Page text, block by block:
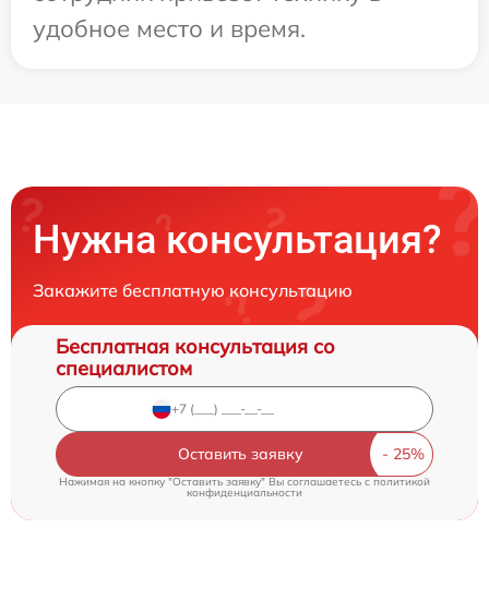
удобное место и время.
Нужна консультация?
Закажите бесплатную консультацию
Бесплатная консультация со
специалистом
Оставить заявку
Нажимая на кнопку "Оставить заявку" Вы соглашаетесь cполитикой
конфиденциальности